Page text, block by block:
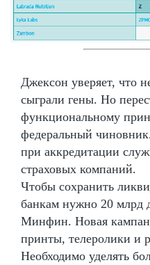
Джексон уверяет, что
сыграли гены. Но
функциональному
федеральный
при аккредитации
страховых компаний.
Чтобы сохранить
банкам нужно 20 млрд
Минфин. Новая
принты, телеролики и
Необходимо уделять